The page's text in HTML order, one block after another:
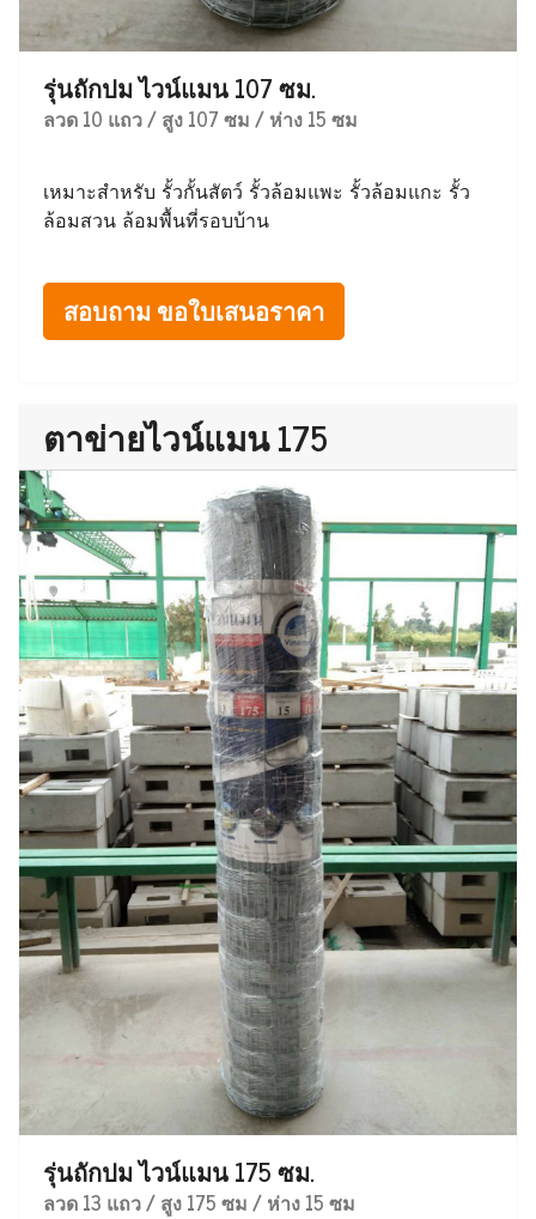
รุ่นถักปม ไวน์แมน 107 ซม.
ลวด 10 แถว / สูง 107 ซม / ห่าง 15 ซม
เหมาะสำหรับ รั้วกั้นสัตว์ รั้วล้อมแพะ รั้วล้อมแกะ รั้ว
ล้อมสวน ล้อมพื้นที่รอบบ้าน
สอบถาม ขอใบเสนอราคา
ตาข่ายไวน์แมน 175
รุ่นถักปม ไวน์แมน 175 ซม.
ลวด 13 แถว / สูง 175 ซม / ห่าง 15 ซม